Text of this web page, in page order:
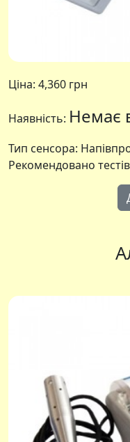
Ціна: 4,360 грн
Наявність: Немає
Тип сенсора:
Рекомендовано